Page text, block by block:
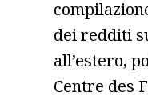
dei redditi
all’estero,
Centre des